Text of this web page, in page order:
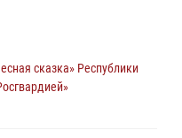
турнира на Кубок
сказка» Республики